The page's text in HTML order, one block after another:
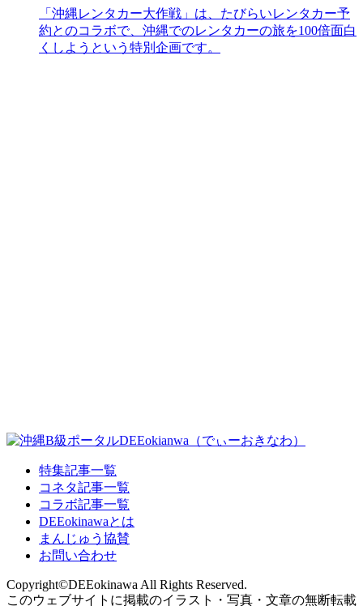
「沖縄レンタカー大作戦」は、たびらいレンタカー予
約とのコラボで、沖縄でのレンタカーの旅を100倍面白
くしようという特別企画です。
特集記事一覧
コネタ記事一覧
コラボ記事一覧
DEEokinawaとは
まんじゅう協賛
お問い合わせ
Copyright©DEEokinawa All Rights Reserved.
このウェブサイトに掲載のイラスト・写真・文章の無断転載